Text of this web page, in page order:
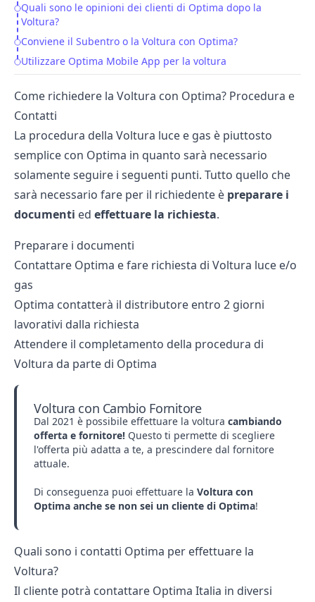
Quali sono le opinioni dei clienti di Optima dopo la
Voltura?
Conviene il Subentro o la Voltura con Optima?
Utilizzare Optima Mobile App per la voltura
Come richiedere la Voltura con Optima? Procedura e
Contatti
La procedura della Voltura luce e gas è piuttosto
semplice con Optima in quanto sarà necessario
solamente seguire i seguenti punti. Tutto quello che
sarà necessario fare per il richiedente è preparare i
documenti ed effettuare la richiesta.
Preparare i documenti
Contattare Optima e fare richiesta di Voltura luce e/o
gas
Optima contatterà il distributore entro 2 giorni
lavorativi dalla richiesta
Attendere il completamento della procedura di
Voltura da parte di Optima
Voltura con Cambio Fornitore
Dal 2021 è possibile effettuare la voltura cambiando
offerta e fornitore! Questo ti permette di scegliere
l'offerta più adatta a te, a prescindere dal fornitore
attuale.
Di conseguenza puoi effettuare la Voltura con
Optima anche se non sei un cliente di Optima!
Quali sono i contatti Optima per effettuare la
Voltura?
Il cliente potrà contattare Optima Italia in diversi